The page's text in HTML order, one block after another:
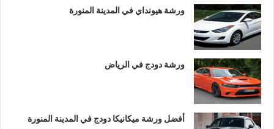
ورشة هيونداي في المدينة المنورة
ورشة دودج في الرياض
أفضل ورشة ميكانيكا دودج في المدينة المنورة